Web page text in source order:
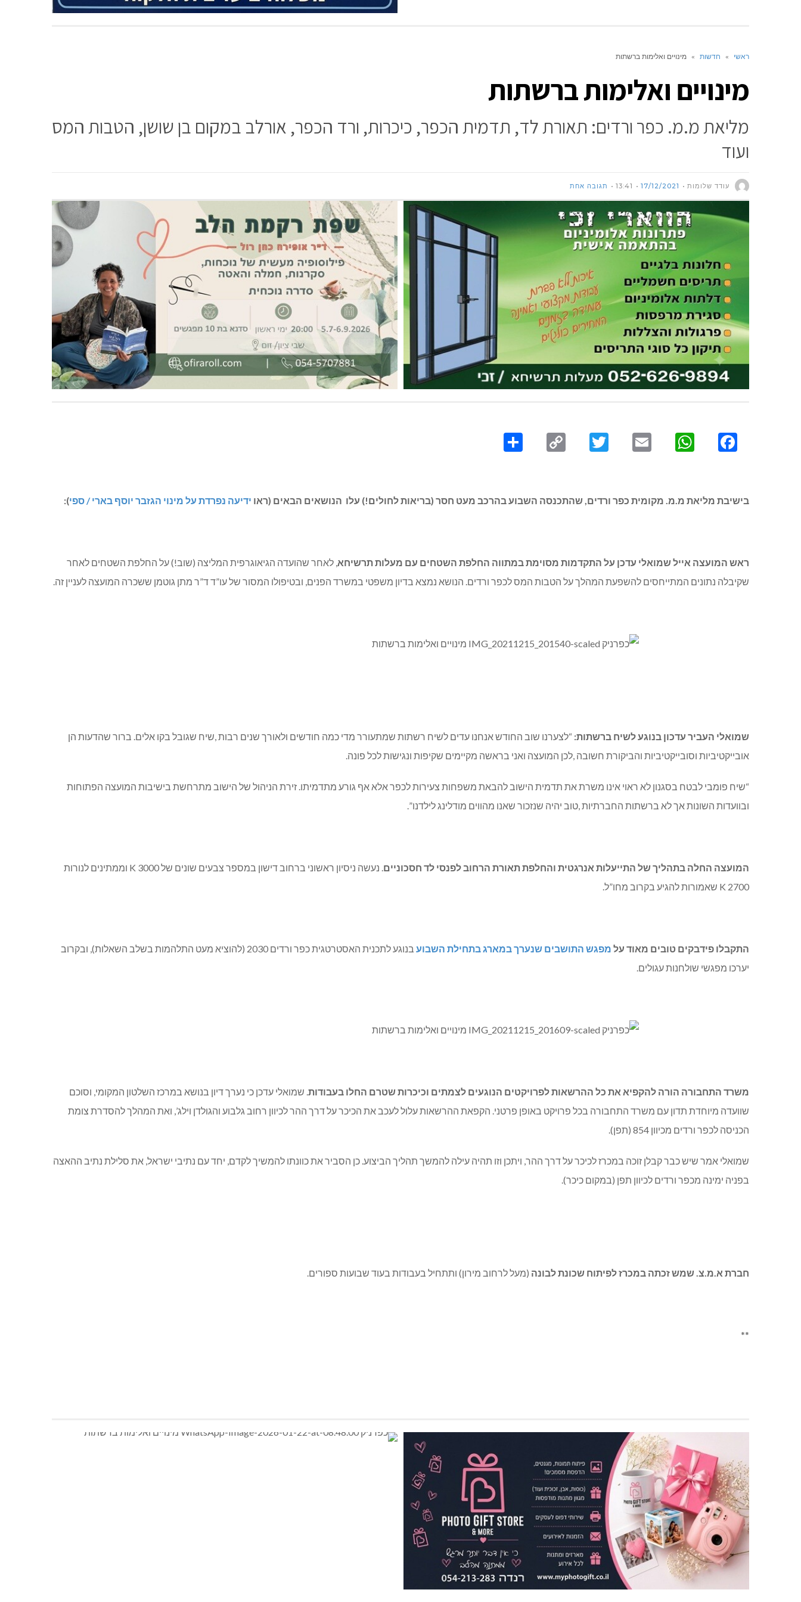
ראשי » חדשות » מינויים ואלימות ברשתות
מינויים ואלימות ברשתות
מליאת מ.מ. כפר ורדים: תאורת לד, תדמית הכפר, כיכרות, ורד הכפר, אורלב במקום בן שושן, הטבות המס
ועוד
עודד שלומות 17/12/2021
13:41 תגובה אחת
Facebook
WhatsApp
Email
Twitter
Copy
בישיבת מליאת מ.מ. מקומית כפר ורדים, שהתכנסה השבוע בהרכב מעט חסר (בריאות לחולים!) עלו הנושאים הבאים (ראו ידיעה נפרדת על מינוי הגזבר יוסף בארי / ספי):
ראש המועצה אייל שמואלי עדכן על התקדמות מסוימת במתווה החלפת השטחים עם מעלות תרשיחא, לאחר שהועדה הגיאוגרפית המליצה (שוב!) על החלפת השטחים לאחר
שקיבלה נתונים המתייחסים להשפעת המהלך על הטבות המס לכפר ורדים. הנושא נמצא בדיון משפטי במשרד הפנים, ובטיפולו המסור של עו”ד ד”ר מתן גוטמן ששכרה המועצה לעניין זה.
שמואלי העביר עדכון בנוגע לשיח ברשתות: “לצערנו שוב החודש אנחנו עדים לשיח רשתות שמתעורר מדי כמה חודשים ולאורך שנים רבות ,שיח שגובל בקו אלים. ברור שהדעות הן
אובייקטיביות וסובייקטיביות והביקורת חשובה ,לכן המועצה ואני בראשה מקיימים שקיפות ונגישות לכל פונה.
“שיח פומבי לבטח בסגנון לא ראוי אינו משרת את תדמית הישוב להבאת משפחות צעירות לכפר אלא אף גורע מתדמיתו. זירת הניהול של הישוב מתרחשת בישיבות המועצה הפתוחות
ובוועדות השונות אך לא ברשתות החברתיות ,טוב יהיה שנזכור שאנו מהווים מודלינג לילדנו”.
המועצה החלה בתהליך של התייעלות אנרגטית והחלפת תאורת הרחוב לפנסי לד חסכוניים
. נעשה ניסיון ראשוני ברחוב דישון במספר צבעים שונים של 3000 K וממתינים לנורות
2700 K שאמורות להגיע בקרוב מחו”ל.
התקבלו פידבקים טובים מאוד על מפגש התושבים שנערך במארג בתחילת השבוע
בנוגע לתכנית האסטרטגית כפר ורדים 2030 (להוציא מעט התלהמות בשלב השאלות), ובקרוב
יערכו מפגשי שולחנות עגולים.
משרד התחבורה הורה להקפיא את כל ההרשאות לפרויקטים הנוגעים לצמתים וכיכרות שטרם החלו בעבודות. שמואלי עדכן כי נערך דיון בנושא במרכז השלטון המקומי, וסוכם
שוועדה מיוחדת תדון עם משרד התחבורה בכל פרויקט באופן פרטני. הקפאת ההרשאות עלול לעכב את הכיכר על דרך ההר לכיוון רחוב גלבוע והגולדן וילג’, ואת המהלך להסדרת צומת
הכניסה לכפר ורדים מכיוון 854 (תפן).
שמואלי אמר שיש כבר קבלן זוכה במכרז לכיכר על דרך ההר, ויתכן וזו תהיה עילה להמשך תהליך הביצוע. כן הסביר את כוונתו להמשיך לקדם, יחד עם נתיבי ישראל, את סלילת נתיב ההאצה
בפניה ימינה מכפר ורדים לכיוון תפן (במקום כיכר).
חברת א.מ.צ. שמש זכתה במכרז לפיתוח שכונת לבונה (מעל לרחוב מירון) ותתחיל בעבודות בעוד שבועות ספורים.
**